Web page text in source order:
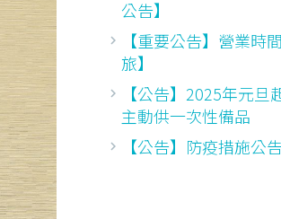
公告】
【重要公告】營業時
旅】
【公告】2025年元旦
主動供一次性備品
【公告】防疫措施公